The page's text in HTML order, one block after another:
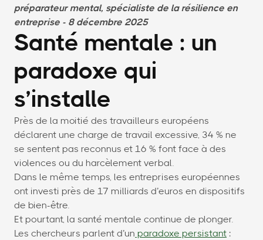
préparateur mental, spécialiste de la résilience en
entreprise - 8 décembre 2025
Santé mentale : un
paradoxe qui
s’installe
Près de la moitié des travailleurs européens
déclarent une charge de travail excessive, 34 % ne
se sentent pas reconnus et 16 % font face à des
violences ou du harcèlement verbal.
Dans le même temps, les entreprises européennes
ont investi près de 17 milliards d’euros en dispositifs
de bien-être.
Et pourtant, la santé mentale continue de plonger.
Les chercheurs parlent d’un paradoxe persistant :